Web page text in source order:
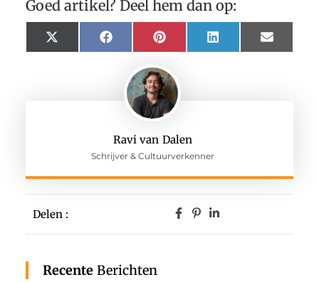
Ravi van Dalen
Schrijver & Cultuurverkenner
Delen :
Recente Berichten
Goed artikel? Deel hem dan op:
X
(Twitter)
FacebookPinterest LinkedIn Email